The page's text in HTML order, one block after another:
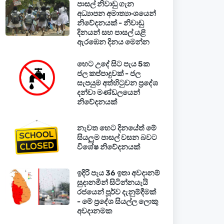
පාසල් නිවාඩු ගැන
අධ්‍යාපන අමාත්‍යාංශයෙන්
නිවේදනයක් - නිවාඩු
දිනයන් සහ පාසල් යළි
ඇරඹෙන දිනය මෙන්න
හෙට උදේ සිට පැය 5ක
ජල කප්පාදුවක් - ජල
සැපයුම අත්හිටුවන ප්‍රදේශ
දන්වා මණ්ඩලයෙන්
නිවේදනයක්
නැවත හෙට දිනයේත් මේ
සියලුම පාසල් වසන බවට
විශේෂ නිවේදනයක්
ඉදිරි පැය 36 ඉතා අවදානම්
සුදානමින් සිටින්නයැයි
රජයෙන් පූර්ව දැනුම්දීමක්
- මේ ප්‍රදේශ සියල්ල ලොකු
අවදානමක